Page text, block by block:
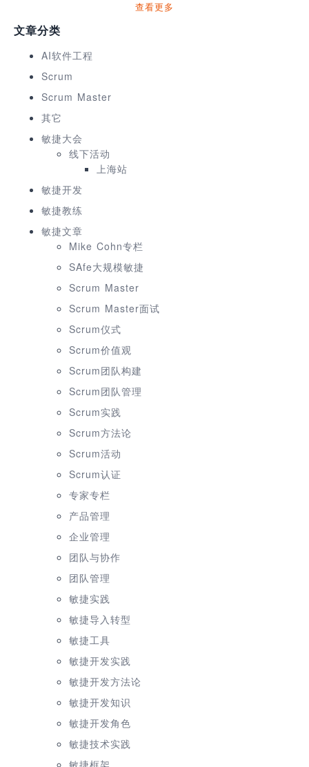
查看更多
文章分类
AI软件工程
Scrum
Scrum Master
其它
敏捷大会
线下活动
上海站
敏捷开发
敏捷教练
敏捷文章
Mike Cohn专栏
SAfe大规模敏捷
Scrum Master
Scrum Master面试
Scrum仪式
Scrum价值观
Scrum团队构建
Scrum团队管理
Scrum实践
Scrum方法论
Scrum活动
Scrum认证
专家专栏
产品管理
企业管理
团队与协作
团队管理
敏捷实践
敏捷导入转型
敏捷工具
敏捷开发实践
敏捷开发方法论
敏捷开发知识
敏捷开发角色
敏捷技术实践
敏捷框架